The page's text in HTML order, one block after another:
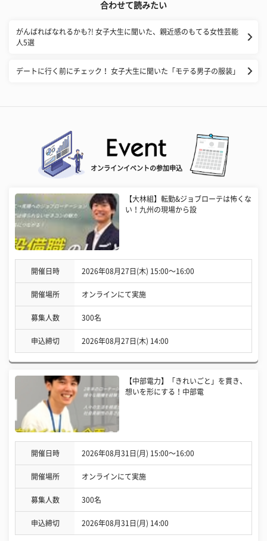
合わせて読みたい
がんばればなれるかも?! 女子大生に聞いた、親近感のもてる女性芸能
人5選
デートに行く前にチェック！ 女子大生に聞いた「モテる男子の服装」
オンラインイベントの参加申込
【大林組】転勤&ジョブローテは怖くな
い！九州の現場から設
開催日時 2026年08月27日(木) 15:00〜16:00
開催場所 オンラインにて実施
募集人数 300名
申込締切 2026年08月27日(木) 14:00
【中部電力】「きれいごと」を貫き、
想いを形にする！中部電
開催日時 2026年08月31日(月) 15:00〜16:00
開催場所 オンラインにて実施
募集人数 300名
申込締切 2026年08月31日(月) 14:00